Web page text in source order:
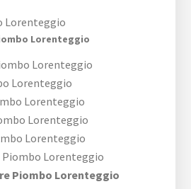
Lorenteggio
Lorenteggio
Lorenteggio
Lorenteggio
Lorenteggio
Lorenteggio
Piombo Lorenteggio
Piombo Lorenteggio